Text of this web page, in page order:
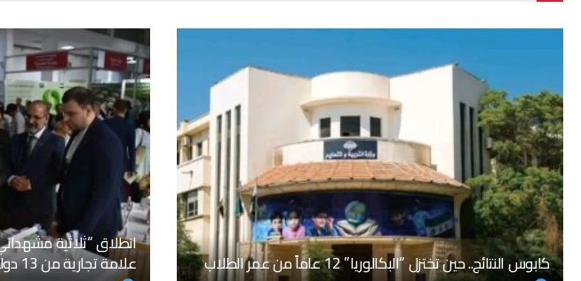
كابوس النتائج.. حين تختزل “البكالوريا” 12 عاماً من عمر الطلاب علامة تجارية من 13 دولة